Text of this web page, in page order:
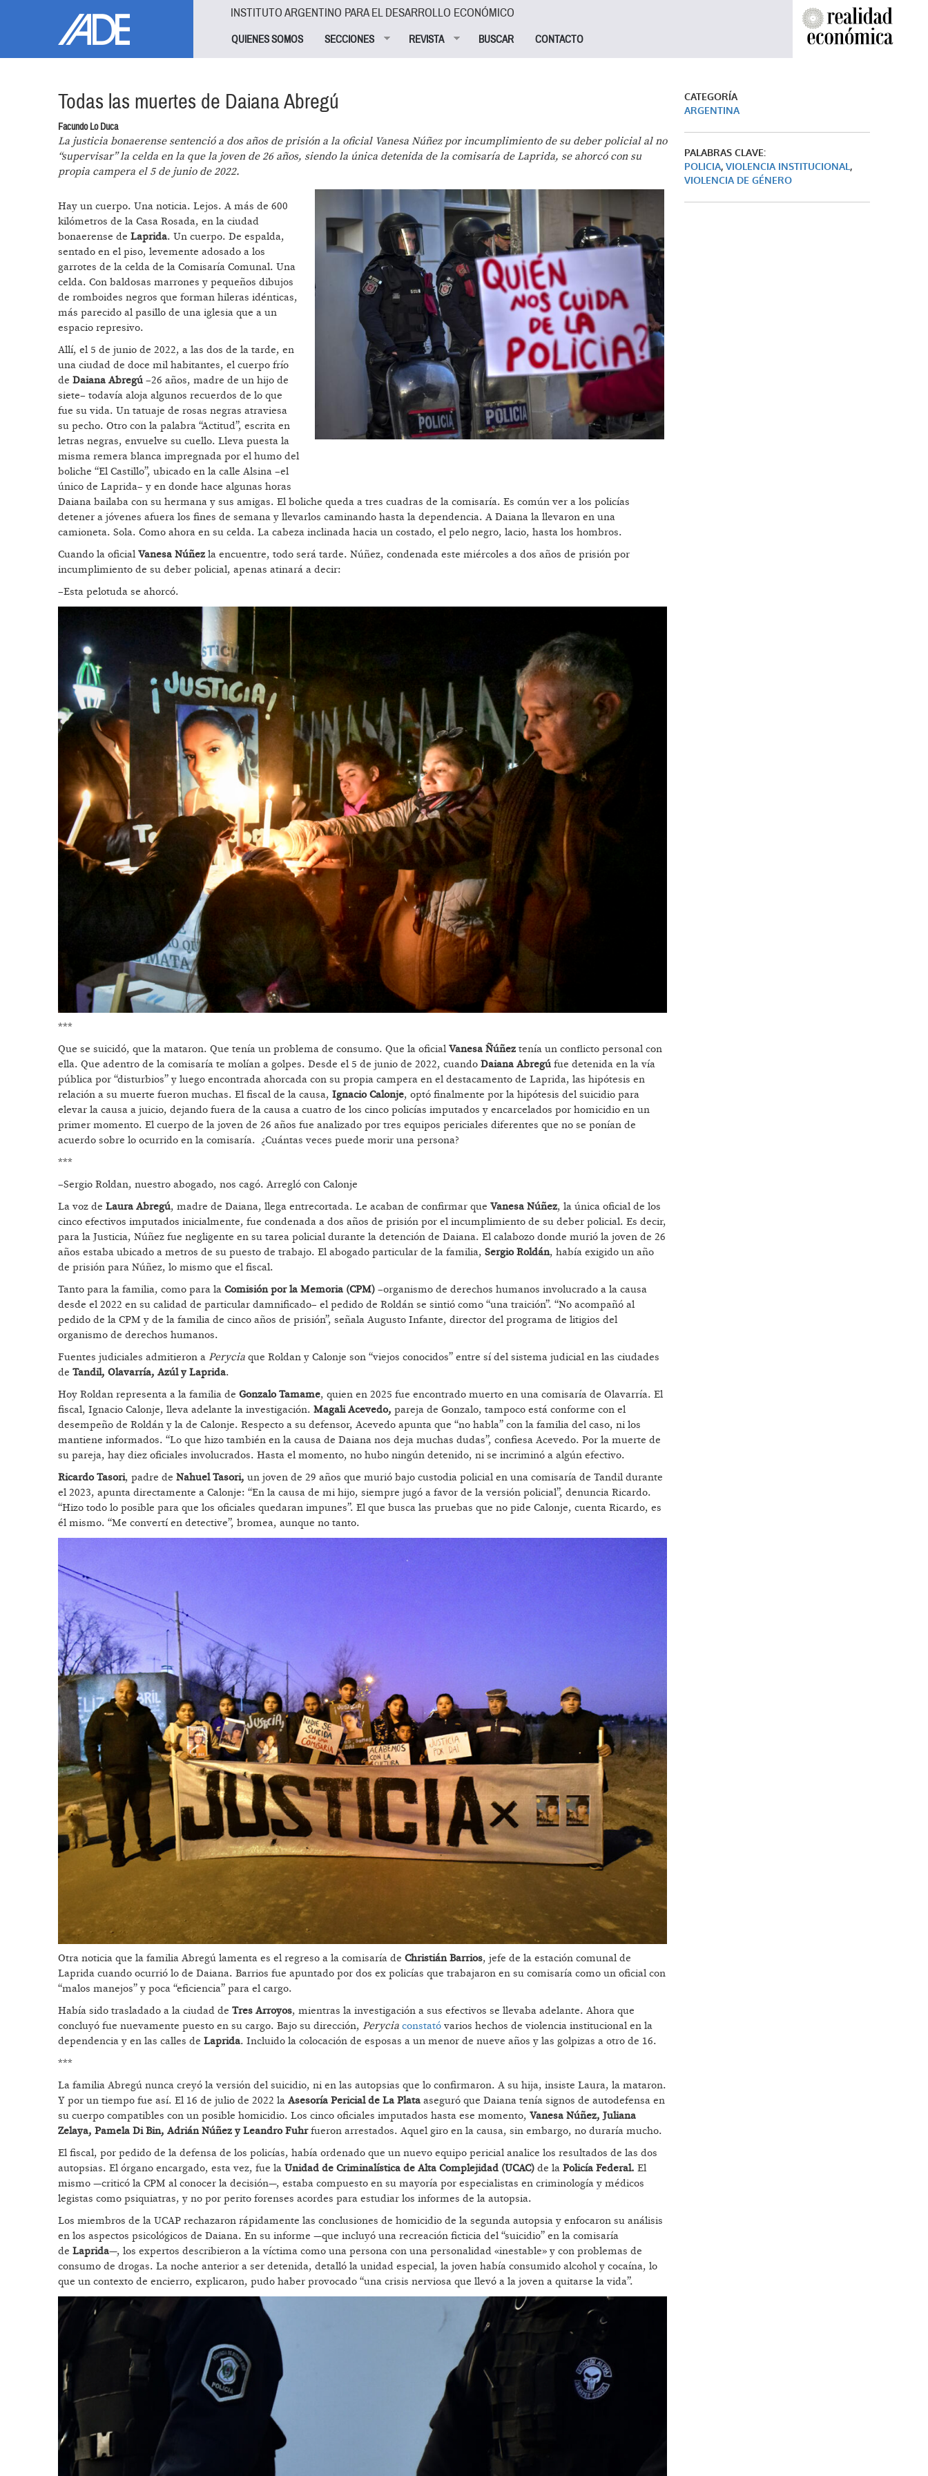
INSTITUTO ARGENTINO PARA EL DESARROLLO ECONÓMICO
QUIENES SOMOS SECCIONES REVISTA BUSCAR CONTACTO
Todas las muertes de Daiana Abregú
Facundo Lo Duca
La justicia bonaerense sentenció a dos años de prisión a la oficial Vanesa Núñez por incumplimiento de su deber policial al no
“supervisar” la celda en la que la joven de 26 años, siendo la única detenida de la comisaría de Laprida, se ahorcó con su
propia campera el 5 de junio de 2022.
Hay un cuerpo. Una noticia. Lejos. A más de 600
kilómetros de la Casa Rosada, en la ciudad
bonaerense de Laprida. Un cuerpo. De espalda,
sentado en el piso, levemente adosado a los
garrotes de la celda de la Comisaría Comunal. Una
celda. Con baldosas marrones y pequeños dibujos
de romboides negros que forman hileras idénticas,
más parecido al pasillo de una iglesia que a un
espacio represivo.
Allí, el 5 de junio de 2022, a las dos de la tarde, en
una ciudad de doce mil habitantes, el cuerpo frío
de Daiana Abregú –26 años, madre de un hijo de
siete– todavía aloja algunos recuerdos de lo que
fue su vida. Un tatuaje de rosas negras atraviesa
su pecho. Otro con la palabra “Actitud”, escrita en
letras negras, envuelve su cuello. Lleva puesta la
misma remera blanca impregnada por el humo del
boliche “El Castillo”, ubicado en la calle Alsina –el
único de Laprida– y en donde hace algunas horas
Daiana bailaba con su hermana y sus amigas. El boliche queda a tres cuadras de la comisaría. Es común ver a los policías
detener a jóvenes afuera los fines de semana y llevarlos caminando hasta la dependencia. A Daiana la llevaron en una
camioneta. Sola. Como ahora en su celda. La cabeza inclinada hacia un costado, el pelo negro, lacio, hasta los hombros.
Cuando la oficial Vanesa Núñez la encuentre, todo será tarde. Núñez, condenada este miércoles a dos años de prisión por
incumplimiento de su deber policial, apenas atinará a decir:
–Esta pelotuda se ahorcó.
***
Que se suicidó, que la mataron. Que tenía un problema de consumo. Que la oficial Vanesa Ñúñez tenía un conflicto personal con
ella. Que adentro de la comisaría te molían a golpes. Desde el 5 de junio de 2022, cuando Daiana Abregú fue detenida en la vía
pública por “disturbios” y luego encontrada ahorcada con su propia campera en el destacamento de Laprida, las hipótesis en
relación a su muerte fueron muchas. El fiscal de la causa, Ignacio Calonje, optó finalmente por la hipótesis del suicidio para
elevar la causa a juicio, dejando fuera de la causa a cuatro de los cinco policías imputados y encarcelados por homicidio en un
primer momento. El cuerpo de la joven de 26 años fue analizado por tres equipos periciales diferentes que no se ponían de
acuerdo sobre lo ocurrido en la comisaría. ¿Cuántas veces puede morir una persona?
***
–Sergio Roldan, nuestro abogado, nos cagó. Arregló con Calonje
La voz de Laura Abregú, madre de Daiana, llega entrecortada. Le acaban de confirmar que Vanesa Núñez, la única oficial de los
cinco efectivos imputados inicialmente, fue condenada a dos años de prisión por el incumplimiento de su deber policial. Es decir,
para la Justicia, Núñez fue negligente en su tarea policial durante la detención de Daiana. El calabozo donde murió la joven de 26
años estaba ubicado a metros de su puesto de trabajo. El abogado particular de la familia, Sergio Roldán, había exigido un año
de prisión para Núñez, lo mismo que el fiscal.
Tanto para la familia, como para la Comisión por la Memoria (CPM) –organismo de derechos humanos involucrado a la causa
desde el 2022 en su calidad de particular damnificado– el pedido de Roldán se sintió como “una traición”. “No acompañó al
pedido de la CPM y de la familia de cinco años de prisión”, señala Augusto Infante, director del programa de litigios del
organismo de derechos humanos.
Fuentes judiciales admitieron a Perycia que Roldan y Calonje son “viejos conocidos” entre sí del sistema judicial en las ciudades
de Tandil, Olavarría, Azúl y Laprida.
Hoy Roldan representa a la familia de Gonzalo Tamame, quien en 2025 fue encontrado muerto en una comisaría de Olavarría. El
fiscal, Ignacio Calonje, lleva adelante la investigación. Magali Acevedo, pareja de Gonzalo, tampoco está conforme con el
desempeño de Roldán y la de Calonje. Respecto a su defensor, Acevedo apunta que “no habla” con la familia del caso, ni los
mantiene informados. “Lo que hizo también en la causa de Daiana nos deja muchas dudas”, confiesa Acevedo. Por la muerte de
su pareja, hay diez oficiales involucrados. Hasta el momento, no hubo ningún detenido, ni se incriminó a algún efectivo.
Ricardo Tasori, padre de Nahuel Tasori, un joven de 29 años que murió bajo custodia policial en una comisaría de Tandil durante
el 2023, apunta directamente a Calonje: “En la causa de mi hijo, siempre jugó a favor de la versión policial”, denuncia Ricardo.
“Hizo todo lo posible para que los oficiales quedaran impunes”. El que busca las pruebas que no pide Calonje, cuenta Ricardo, es
él mismo. “Me convertí en detective”, bromea, aunque no tanto.
Otra noticia que la familia Abregú lamenta es el regreso a la comisaría de Christián Barrios, jefe de la estación comunal de
Laprida cuando ocurrió lo de Daiana. Barrios fue apuntado por dos ex policías que trabajaron en su comisaría como un oficial con
“malos manejos” y poca “eficiencia” para el cargo.
Había sido trasladado a la ciudad de Tres Arroyos, mientras la investigación a sus efectivos se llevaba adelante. Ahora que
concluyó fue nuevamente puesto en su cargo. Bajo su dirección, Perycia constató varios hechos de violencia institucional en la
dependencia y en las calles de Laprida. Incluido la colocación de esposas a un menor de nueve años y las golpizas a otro de 16.
***
La familia Abregú nunca creyó la versión del suicidio, ni en las autopsias que lo confirmaron. A su hija, insiste Laura, la mataron.
Y por un tiempo fue así. El 16 de julio de 2022 la Asesoría Pericial de La Plata aseguró que Daiana tenía signos de autodefensa en
su cuerpo compatibles con un posible homicidio. Los cinco oficiales imputados hasta ese momento, Vanesa Núñez, Juliana
Zelaya, Pamela Di Bin, Adrián Núñez y Leandro Fuhrfueron arrestados. Aquel giro en la causa, sin embargo, no duraría mucho.
El fiscal, por pedido de la defensa de los policías, había ordenado que un nuevo equipo pericial analice los resultados de las dos
autopsias. El órgano encargado, esta vez, fue la Unidad de Criminalística de Alta Complejidad (UCAC) de la Policía Federal. El
mismo —criticó la CPM al conocer la decisión—, estaba compuesto en su mayoría por especialistas en criminología y médicos
legistas como psiquiatras, y no por perito forenses acordes para estudiar los informes de la autopsia.
Los miembros de la UCAP rechazaron rápidamente las conclusiones de homicidio de la segunda autopsia y enfocaron su análisis
en los aspectos psicológicos de Daiana. En su informe —que incluyó una recreación ficticia del “suicidio” en la comisaría
de Laprida—, los expertos describieron a la víctima como una persona con una personalidad «inestable» y con problemas de
consumo de drogas. La noche anterior a ser detenida, detalló la unidad especial, la joven había consumido alcohol y cocaína, lo
que un contexto de encierro, explicaron, pudo haber provocado “una crisis nerviosa que llevó a la joven a quitarse la vida”.
CATEGORÍA
ARGENTINA
PALABRAS CLAVE:
POLICIA, VIOLENCIA INSTITUCIONAL,
VIOLENCIA DE GÉNERO